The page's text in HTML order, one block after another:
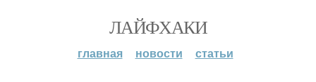
ЛАЙФХАКИ
главная новости статьи